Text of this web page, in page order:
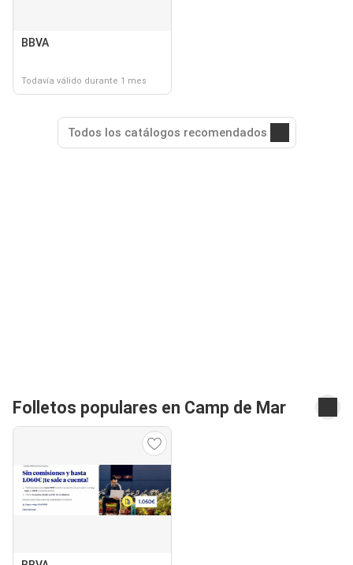
BBVA
Todavía válido durante 1 mes
Todos los catálogos recomendados
Folletos populares en Camp de Mar